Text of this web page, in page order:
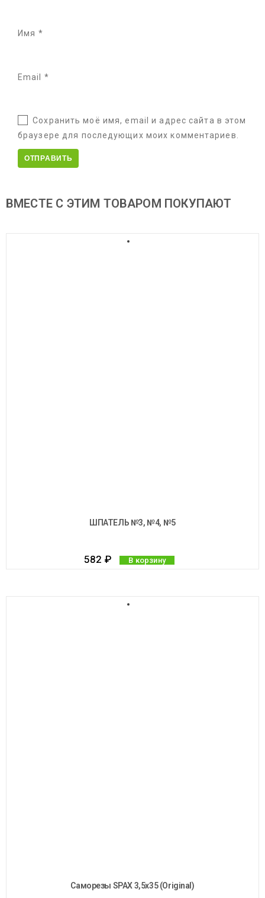
Имя *
Email *
Сохранить моё имя, email и адрес сайта в этом
браузере для последующих моих комментариев.
ВМЕСТЕ С ЭТИМ ТОВАРОМ ПОКУПАЮТ
ШПАТЕЛЬ №3, №4, №5
582 ₽ В корзину
Cаморезы SPAX 3,5х35 (Original)